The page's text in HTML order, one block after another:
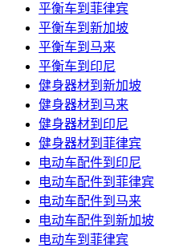
平衡车到菲律宾
平衡车到新加坡
平衡车到马来
平衡车到印尼
健身器材到新加坡
健身器材到马来
健身器材到印尼
健身器材到菲律宾
电动车配件到印尼
电动车配件到菲律宾
电动车配件到马来
电动车配件到新加坡
电动车到菲律宾